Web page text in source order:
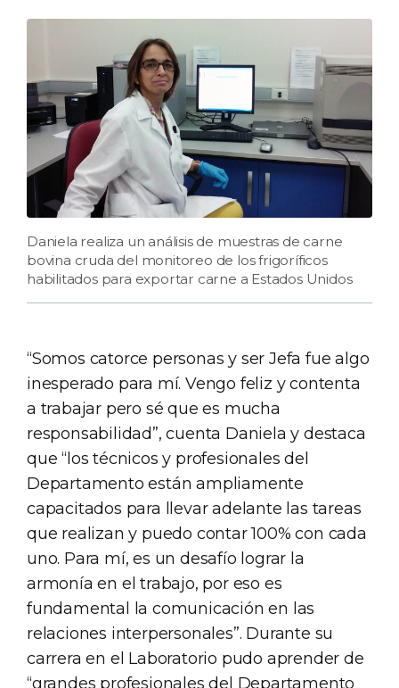
Daniela realiza un análisis de muestras de carne
bovina cruda del monitoreo de los frigoríficos
habilitados para exportar carne a Estados Unidos
“Somos catorce personas y ser Jefa fue algo
inesperado para mí. Vengo feliz y contenta
a trabajar pero sé que es mucha
responsabilidad”, cuenta Daniela y destaca
que “los técnicos y profesionales del
Departamento están ampliamente
capacitados para llevar adelante las tareas
que realizan y puedo contar 100% con cada
uno. Para mí, es un desafío lograr la
armonía en el trabajo, por eso es
fundamental la comunicación en las
relaciones interpersonales”. Durante su
carrera en el Laboratorio pudo aprender de
“grandes profesionales del Departamento